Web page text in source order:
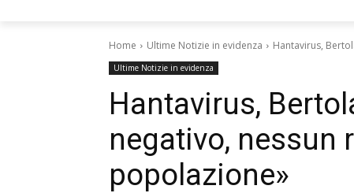
Home Ultime Notizie in evidenza Hantavirus,
Ultime Notizie in evidenza
Hantavirus,
negativo, nessun
popolazione»